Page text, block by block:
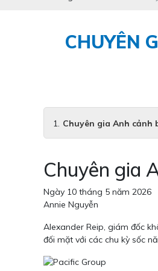
CHUYÊN
Chuyên gia Anh cảnh
Chuyên gia
Ngày 10 tháng 5 năm 2026
Annie Nguyễn
Alexander Reip, giám đốc
đối mặt với các chu kỳ sốc